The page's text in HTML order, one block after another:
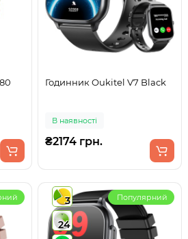
Годинник Oukitel V7 Black
В наявності
₴2174 грн.
3
24
Популярний